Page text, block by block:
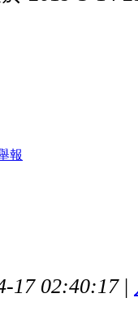
報
17 02:40:17 |